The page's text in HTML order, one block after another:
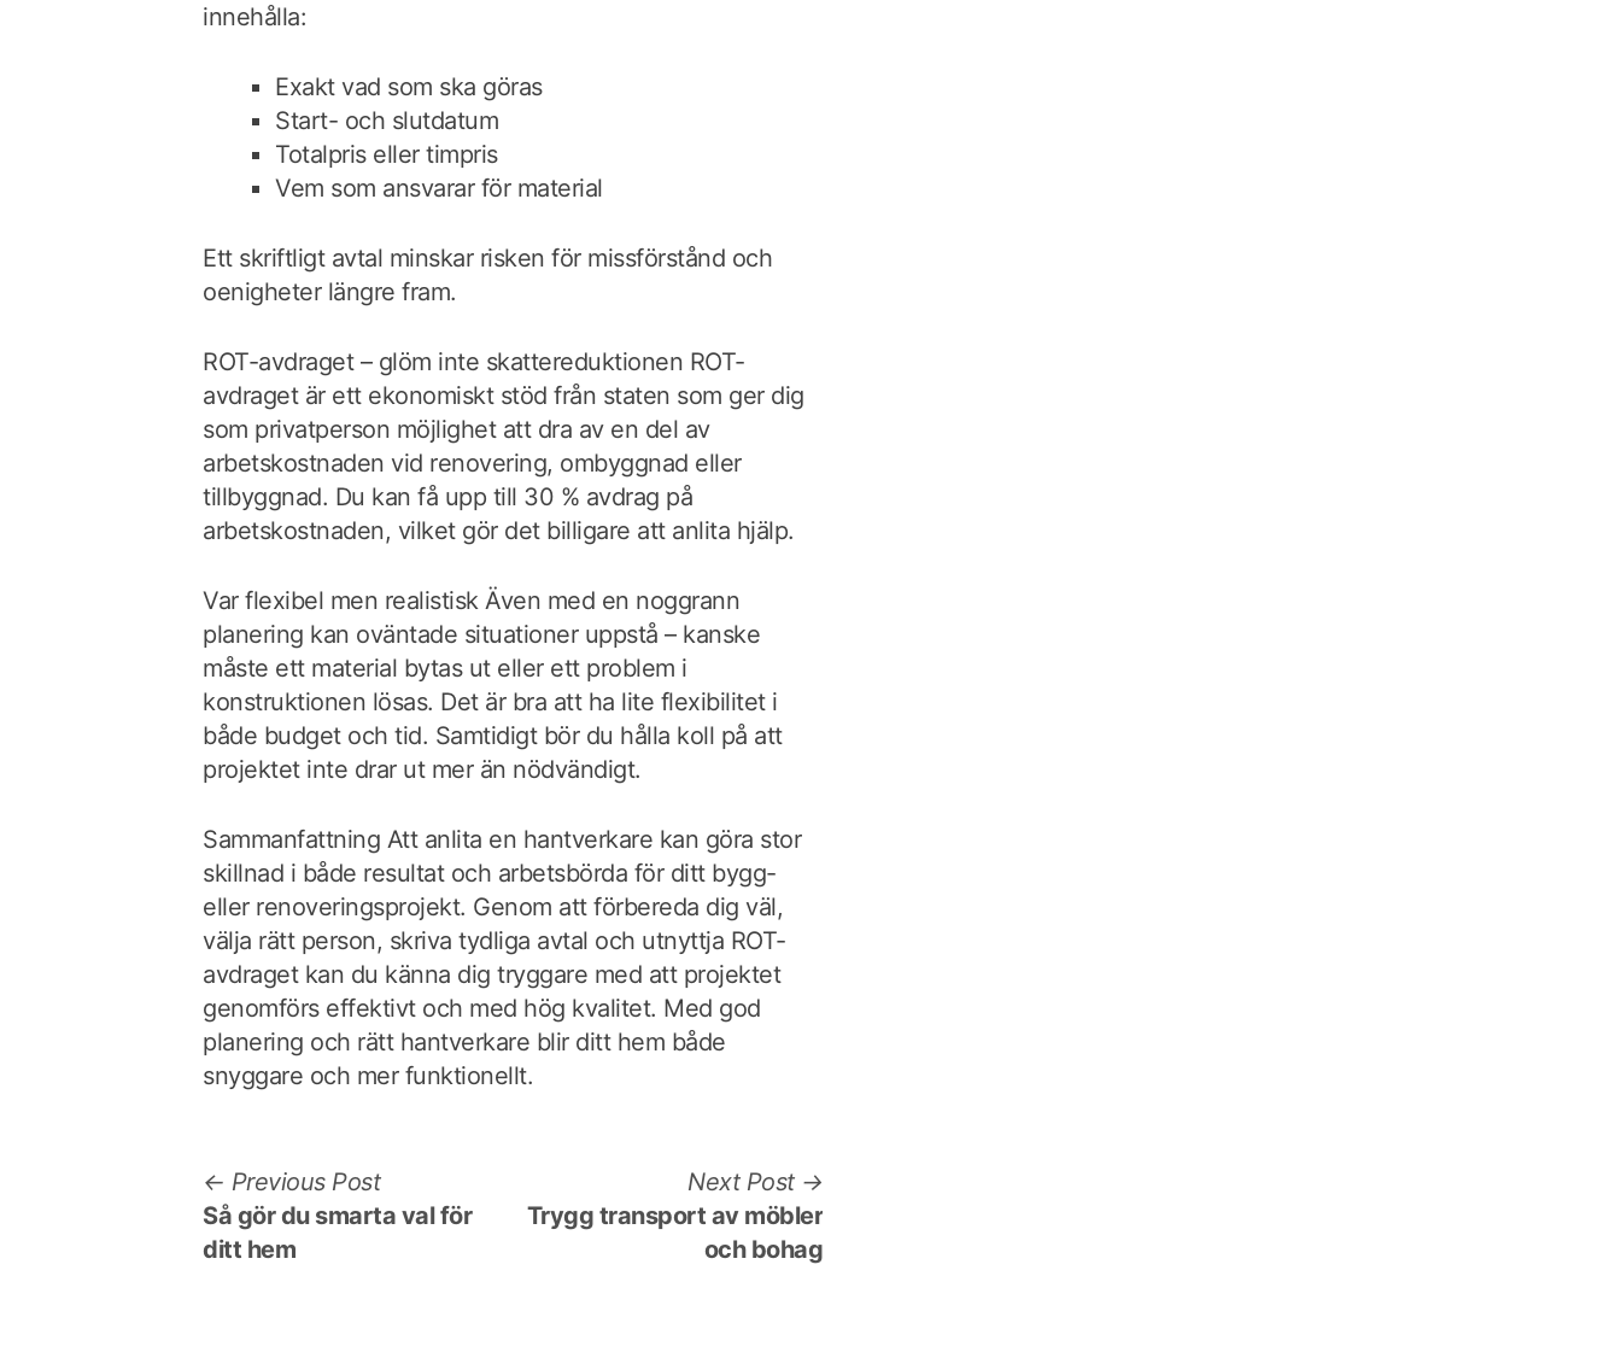
innehålla:
Exakt vad som ska göras
Start- och slutdatum
Totalpris eller timpris
Vem som ansvarar för material
Ett skriftligt avtal minskar risken för missförstånd och
oenigheter längre fram.
ROT-avdraget – glöm inte skattereduktionen ROT-
avdraget är ett ekonomiskt stöd från staten som ger dig
som privatperson möjlighet att dra av en del av
arbetskostnaden vid renovering, ombyggnad eller
tillbyggnad. Du kan få upp till 30 % avdrag på
arbetskostnaden, vilket gör det billigare att anlita hjälp.
Var flexibel men realistisk Även med en noggrann
planering kan oväntade situationer uppstå – kanske
måste ett material bytas ut eller ett problem i
konstruktionen lösas. Det är bra att ha lite flexibilitet i
både budget och tid. Samtidigt bör du hålla koll på att
projektet inte drar ut mer än nödvändigt.
Sammanfattning Att anlita en hantverkare kan göra stor
skillnad i både resultat och arbetsbörda för ditt bygg-
eller renoveringsprojekt. Genom att förbereda dig väl,
välja rätt person, skriva tydliga avtal och utnyttja ROT-
avdraget kan du känna dig tryggare med att projektet
genomförs effektivt och med hög kvalitet. Med god
planering och rätt hantverkare blir ditt hem både
snyggare och mer funktionellt.
Post
navigation
Previous PostPrevious
post:
Så gör du smarta val för
ditt hem
Next Post
post:
Trygg transport av möbler
och bohag